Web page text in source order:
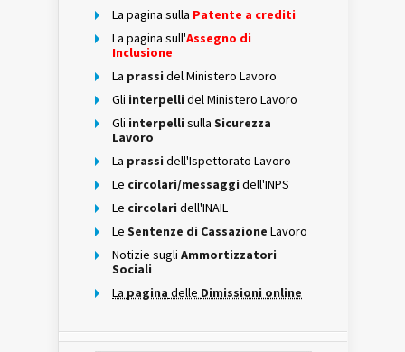
La pagina sulla Patente a crediti
La pagina sull'Assegno di
Inclusione
La prassi del Ministero Lavoro
Gli interpelli del Ministero Lavoro
Gli interpelli sulla Sicurezza
Lavoro
La prassi dell'Ispettorato Lavoro
Le circolari/messaggi dell'INPS
Le circolari dell'INAIL
Le Sentenze di Cassazione Lavoro
Notizie sugli Ammortizzatori
Sociali
La pagina delle Dimissioni online